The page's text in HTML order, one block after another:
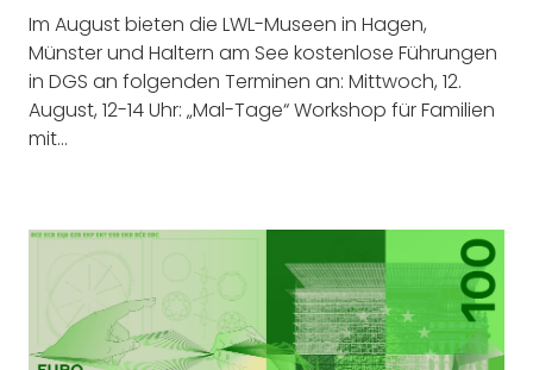
Im August bieten die LWL-Museen in Hagen,
Münster und Haltern am See kostenlose Führungen
in DGS an folgenden Terminen an: Mittwoch, 12.
August, 12-14 Uhr: „Mal-Tage“ Workshop für Familien
mit…